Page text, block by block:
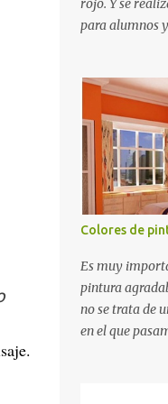
rojo. Y se
para alumnos
de recortar y
de cosas
escolares,
matemáticos,
de los niños,
Colores de
Es muy
pintura
no se trata de
en el que
de un lugar